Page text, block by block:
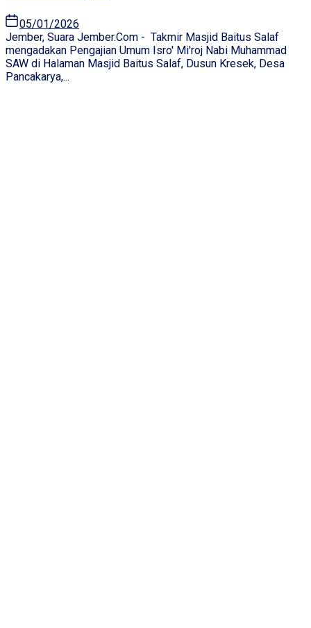
05/01/2026
Jember, Suara Jember.Com - Takmir Masjid Baitus Salaf
mengadakan Pengajian Umum Isro' Mi'roj Nabi Muhammad
SAW di Halaman Masjid Baitus Salaf, Dusun Kresek, Desa
Pancakarya,...